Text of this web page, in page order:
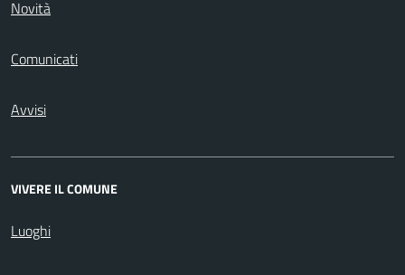
Novità
Comunicati
Avvisi
VIVERE IL COMUNE
Luoghi